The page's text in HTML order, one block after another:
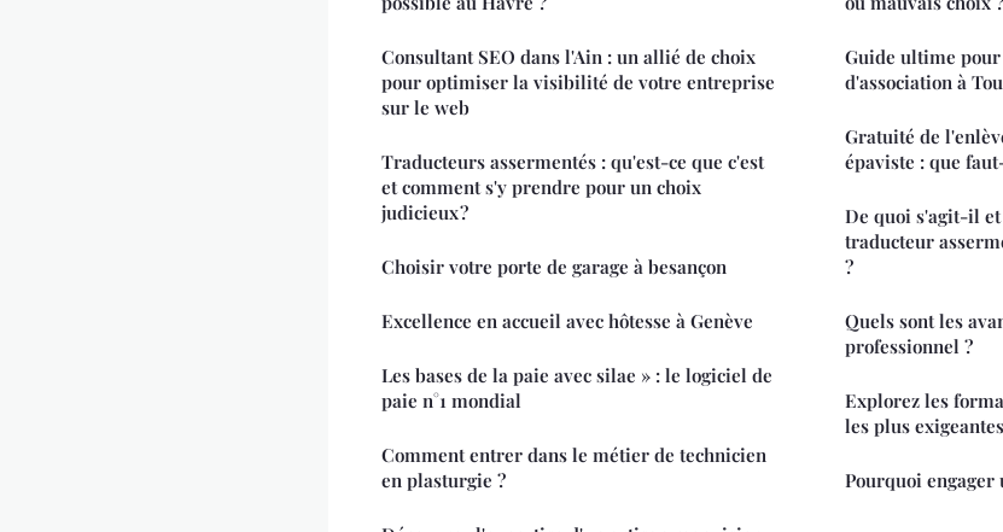
Consultant SEO dans l'Ain : un allié de choix
pour optimiser la visibilité de votre entreprise
sur le web
Traducteurs assermentés : qu'est-ce que c'est
et comment s'y prendre pour un choix
judicieux ?
Choisir votre porte de garage à besançon
Excellence en accueil avec hôtesse à Genève
Les bases de la paie avec silae » : le logiciel de
paie n°1 mondial
Comment entrer dans le métier de technicien
en plasturgie ?
Guide ultime
d'association à
Gratuité de
épaviste : que
De quoi s'agit-il
traducteur
?
Quels sont les
professionnel ?
Explorez les
les plus
Pourquoi engager